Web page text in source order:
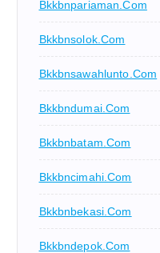
Bkkbnpariaman.com
Bkkbnsolok.com
Bkkbnsawahlunto.com
Bkkbndumai.com
Bkkbnbatam.com
Bkkbncimahi.com
Bkkbnbekasi.com
Bkkbndepok.com